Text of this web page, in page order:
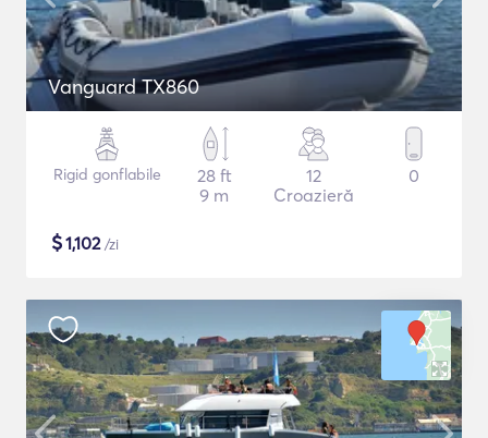
Vanguard TX860
Rigid gonflabile
28 ft
9 m
12
Croazieră
0
$1,102/zi